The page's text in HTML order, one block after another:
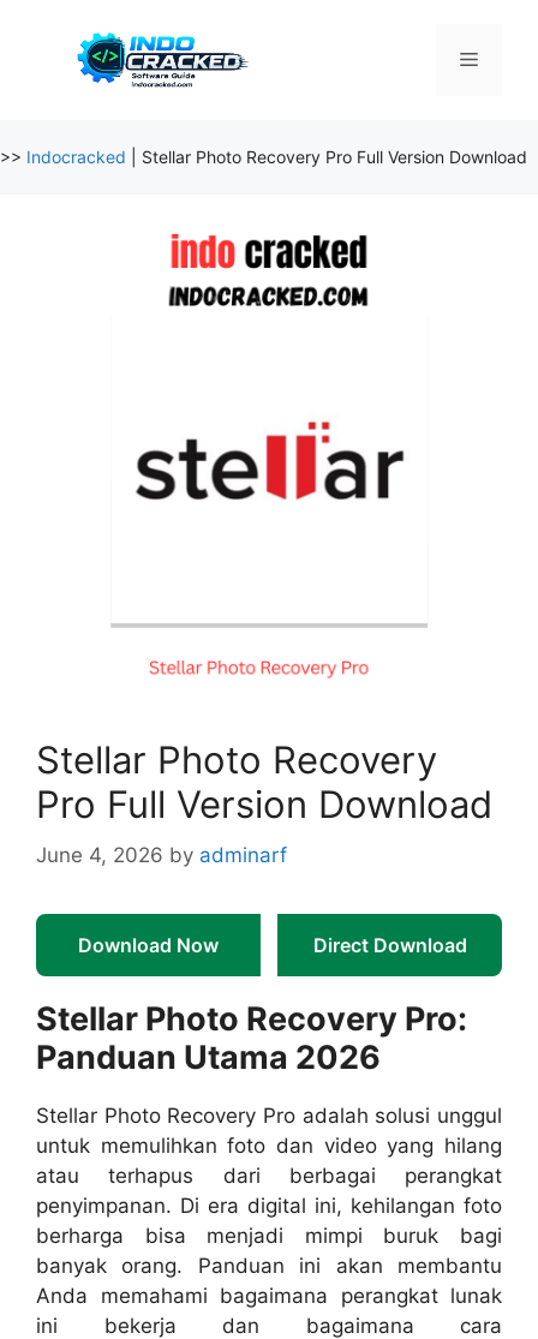
Menu
>> Indocracked Stellar Photo Recovery Pro Full Version Download
Stellar Photo Recovery
Pro Full Version Download
June 4, 2026 by adminarf
Download Now Direct Download
Stellar Photo Recovery Pro:
Panduan Utama 2026
Stellar Photo Recovery Pro adalah solusi unggul
untuk memulihkan foto dan video yang hilang
atau terhapus dari berbagai perangkat
penyimpanan. Di era digital ini, kehilangan foto
berharga bisa menjadi mimpi buruk bagi
banyak orang. Panduan ini akan membantu
Anda memahami bagaimana perangkat lunak
ini bekerja dan bagaimana cara